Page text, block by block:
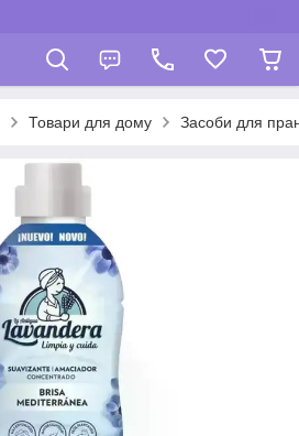
Товари для дому Засоби для